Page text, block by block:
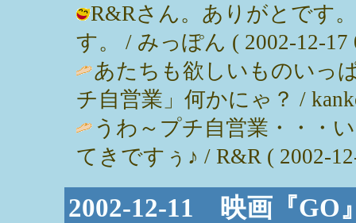
R&Rさん。ありがとです
す。 / みっぽん ( 2002-12-17
あたちも欲しいものいっ
チ自営業」何かにゃ？ /
うわ～プチ自営業・・・
てきですぅ♪ / R&R ( 2002-
2002-12-11 映画『GO